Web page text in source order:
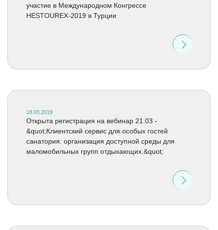
участие в Международном Конгрессе
HESTOUREX-2019 в Турции
18.03.2019
Открыта регистрация на вебинар 21.03 -
&quot;Клиентский сервис для особых гостей
санатория: организация доступной среды для
маломобильных групп отдыхающих.&quot;